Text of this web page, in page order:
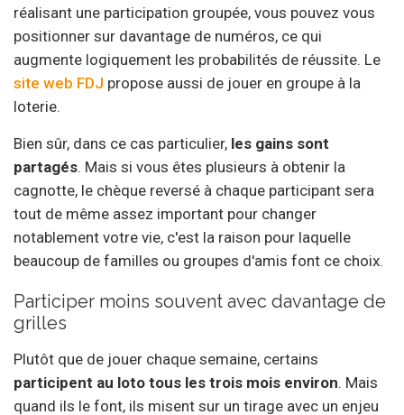
réalisant une participation groupée, vous pouvez vous
positionner sur davantage de numéros, ce qui
augmente logiquement les probabilités de réussite. Le
site web FDJ propose aussi de jouer en groupe à la
loterie.
Bien sûr, dans ce cas particulier, les gains sont
partagés. Mais si vous êtes plusieurs à obtenir la
cagnotte, le chèque reversé à chaque participant sera
tout de même assez important pour changer
notablement votre vie, c'est la raison pour laquelle
beaucoup de familles ou groupes d'amis font ce choix.
Participer moins souvent avec davantage de
grilles
Plutôt que de jouer chaque semaine, certains
participent au loto tous les trois mois environ. Mais
quand ils le font, ils misent sur un tirage avec un enjeu